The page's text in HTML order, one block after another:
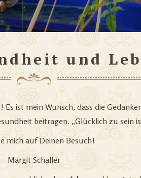
und
ist mein Wunsch, dass die
beitragen. „Glücklich zu sein
mich auf Deinen Besuch!
Margit Schaller